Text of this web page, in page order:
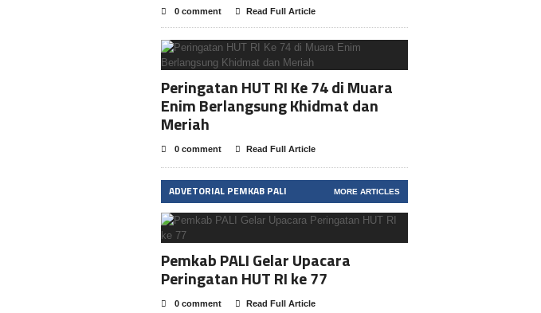
0 comment Read Full Article
Peringatan HUT RI Ke 74 di Muara
Enim Berlangsung Khidmat dan
Meriah
0 comment Read Full Article
ADVETORIAL PEMKAB PALI MORE ARTICLES
Pemkab PALI Gelar Upacara
Peringatan HUT RI ke 77
0 comment Read Full Article